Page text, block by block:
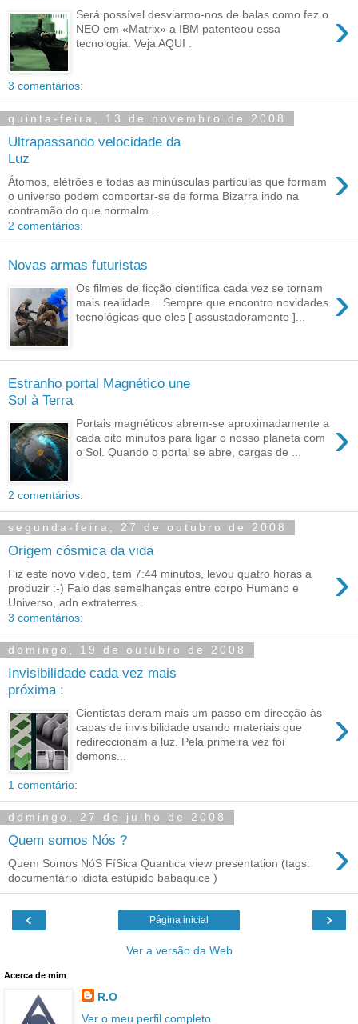
›
Será possível desviarmo-nos de balas como fez o
NEO em «Matrix» a IBM patenteou essa
tecnologia. Veja AQUI .
3 comentários:
quinta-feira, 13 de novembro de 2008
Ultrapassando velocidade da
Luz
›
Átomos, elétrões e todas as minúsculas partículas que formam
o universo podem comportar-se de forma Bizarra indo na
contramão do que normalm...
2 comentários:
Novas armas futuristas
›
Os filmes de ficção científica cada vez se tornam
mais realidade... Sempre que encontro novidades
tecnológicas que eles [ assustadoramente ]...
Estranho portal Magnético une
Sol à Terra
›
Portais magnéticos abrem-se aproximadamente a
cada oito minutos para ligar o nosso planeta com
o Sol. Quando o portal se abre, cargas de ...
2 comentários:
segunda-feira, 27 de outubro de 2008
Origem cósmica da vida
›
Fiz este novo video, tem 7:44 minutos, levou quatro horas a
produzir :-) Falo das semelhanças entre corpo Humano e
Universo, adn extraterres...
3 comentários:
domingo, 19 de outubro de 2008
Invisibilidade cada vez mais
próxima :
›
Cientistas deram mais um passo em direcção às
capas de invisibilidade usando materiais que
redireccionam a luz. Pela primeira vez foi
demons...
1 comentário:
domingo, 27 de julho de 2008
Quem somos Nós ? ›
Quem Somos NóS FíSica Quantica view presentation (tags:
documentário idiota estúpido babaquice )
‹ ›
Página inicial
Ver a versão da Web
Acerca de mim
R.O
Ver o meu perfil completo